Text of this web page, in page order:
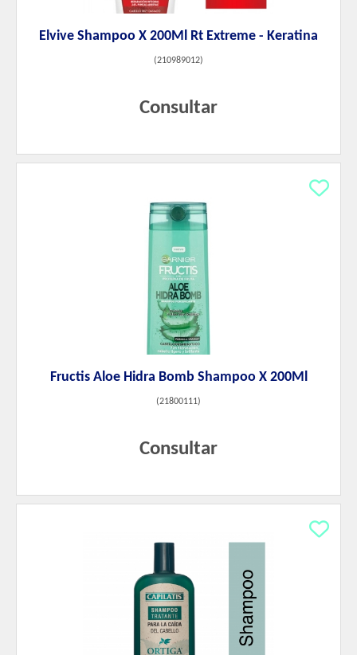
Elvive Shampoo X 200Ml Rt Extreme - Keratina
(210989012)
Consultar
Fructis Aloe Hidra Bomb Shampoo X 200Ml
(21800111)
Consultar